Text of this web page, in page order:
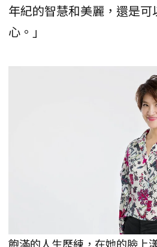
年紀的智慧和美麗，還是可
心。」
飽滿的人生歷練，在她的臉上